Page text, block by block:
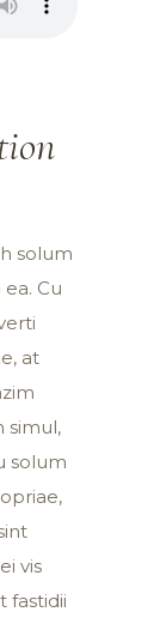
solum
Cu
at
simul,
solum
vis
fastidii